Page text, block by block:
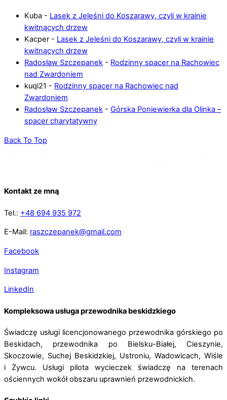
Kuba - Lasek z Jeleśni do Koszarawy, czyli w krainie
kwitnących drzew
Kacper - Lasek z Jeleśni do Koszarawy, czyli w krainie
kwitnących drzew
Radosław Szczepanek - Rodzinny spacer na Rachowiec
nad Zwardoniem
kuqi21 - Rodzinny spacer na Rachowiec nad
Zwardoniem
Radosław Szczepanek - Górska Poniewierka dla Olinka –
spacer charytatywny
Back To Top
Kontakt ze mną
Tel.: +48 694 935 972
E-Mail: raszczepanek@gmail.com
Facebook
Instagram
LinkedIn
Kompleksowa usługa przewodnika beskidzkiego
Świadczę usługi licencjonowanego przewodnika górskiego po
Beskidach, przewodnika po Bielsku-Białej, Cieszynie,
Skoczowie, Suchej Beskidzkiej, Ustroniu, Wadowicach, Wiśle
i Żywcu. Usługi pilota wycieczek świadczę na terenach
ościennych wokół obszaru uprawnień przewodnickich.